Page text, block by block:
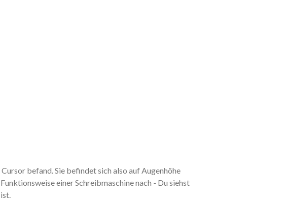
befand. Sie befindet sich also auf Augenhöhe
einer Schreibmaschine nach - Du siehst